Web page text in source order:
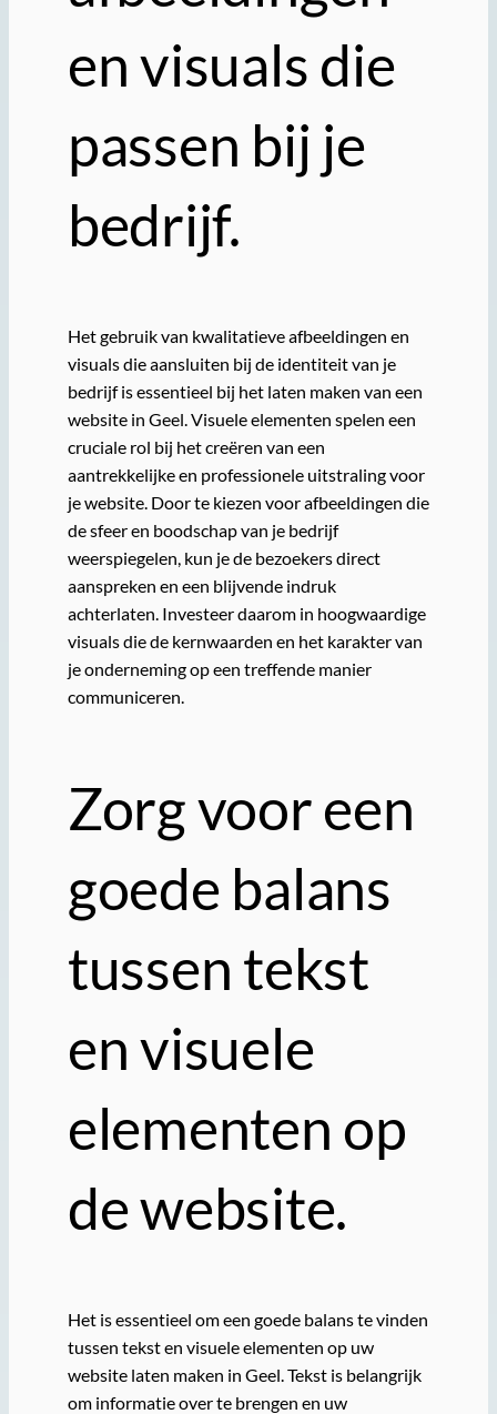
en visuals die
passen bij je
bedrijf.
Het gebruik van kwalitatieve afbeeldingen en
visuals die aansluiten bij de identiteit van je
bedrijf is essentieel bij het laten maken van een
website in Geel. Visuele elementen spelen een
cruciale rol bij het creëren van een
aantrekkelijke en professionele uitstraling voor
je website. Door te kiezen voor afbeeldingen die
de sfeer en boodschap van je bedrijf
weerspiegelen, kun je de bezoekers direct
aanspreken en een blijvende indruk
achterlaten. Investeer daarom in hoogwaardige
visuals die de kernwaarden en het karakter van
je onderneming op een treffende manier
communiceren.
Zorg voor een
goede balans
tussen tekst
en visuele
elementen op
de website.
Het is essentieel om een goede balans te vinden
tussen tekst en visuele elementen op uw
website laten maken in Geel. Tekst is belangrijk
om informatie over te brengen en uw